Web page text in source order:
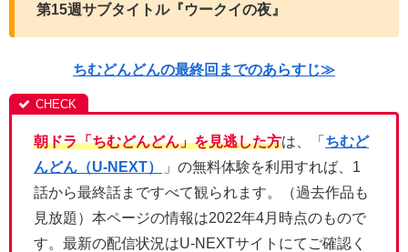
第15週サブタイトル『ウークイの夜』
ちむどんどんの最終回までのあらすじ≫
朝ドラ「ちむどんどん」を見逃した方は、「 ちむど
んどん（U-NEXT）
」の無料体験を利用すれば、1
話から最終話まですべて観られます。（過去作品も
見放題）本ページの情報は2022年4月時点のもので
す。最新の配信状況はU-NEXTサイトにてご確認く